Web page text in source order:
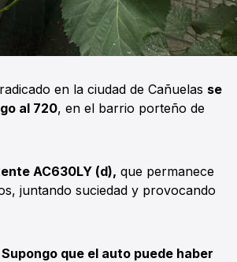
en la ciudad de Cañuelas se
al 720, en el barrio porteño de
AC630LY (d), que permanece
juntando suciedad y provocando
que el auto puede haber